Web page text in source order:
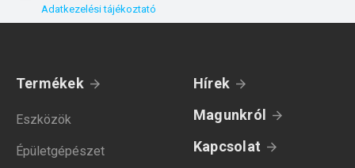
Adatkezelési tájékoztató
Termékek
Eszközök
Épületgépészet
Hírek
Magunkról
Kapcsolat